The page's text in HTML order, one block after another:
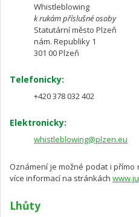
Whistleblowing
k rukám příslušné osoby
Statutární město Plzeň
nám. Republiky 1
301 00 Plzeň
Telefonicky:
+420 378 032 402
Elektronicky:
whistleblowing@plzen.eu
Oznámení je možné podat i
více informací na stránkách
Lhůty